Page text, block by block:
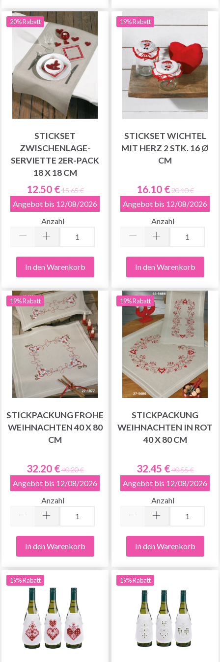
20% Rabatt
STICKSET
ZWISCHENLAGE-
SERVIETTE 2ER-PACK
18 X 18 CM
12.50 €15.65 €
Angebot bis 12/08/2026
Anzahl
In den Warenkorb
19% Rabatt
STICKSET WICHTEL
MIT HERZ 2 STK. 16 Ø
CM
16.10 €20.10 €
Angebot bis 12/08/2026
Anzahl
In den Warenkorb
19% Rabatt
STICKPACKUNG FROHE
WEIHNACHTEN 40 X 80
CM
32.20 €40.20 €
Angebot bis 12/08/2026
Anzahl
In den Warenkorb
19% Rabatt
STICKPACKUNG
WEIHNACHTEN IN ROT
40 X 80 CM
32.45 €40.55 €
Angebot bis 12/08/2026
Anzahl
In den Warenkorb
19% Rabatt 19% Rabatt